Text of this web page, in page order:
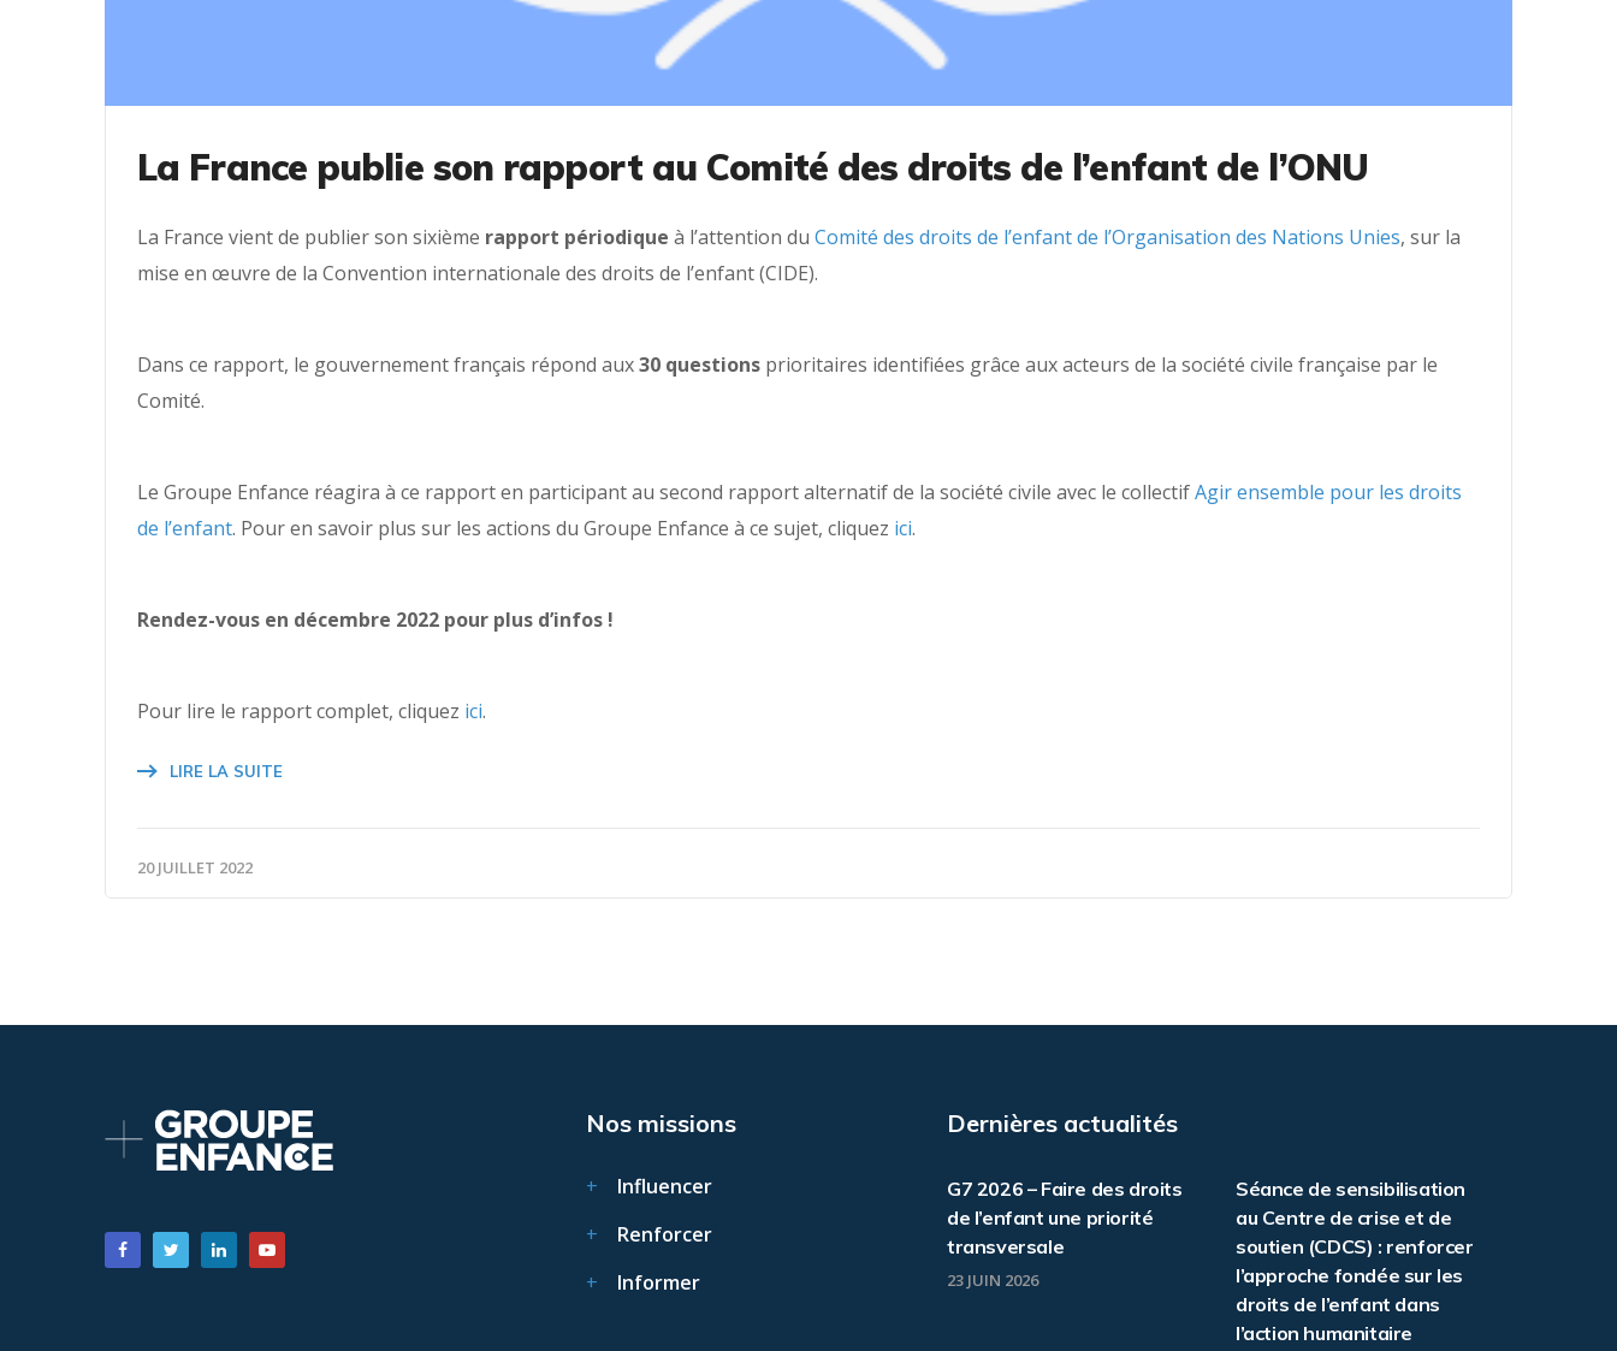
La France publie son rapport au Comité des droits de l’enfant de l’ONU
La France vient de publier son sixième rapport périodique à l’attention du Comité des droits de l’enfant de l’Organisation des Nations Unies, sur la
mise en œuvre de la Convention internationale des droits de l’enfant (CIDE).
Dans ce rapport, le gouvernement français répond aux30 questions prioritaires identifiées grâce aux acteurs de la société civile française par le
Comité.
Le Groupe Enfance réagira à ce rapport en participant au second rapport alternatif de la société civile avec le collectifAgir ensemble pour les droits
de l’enfant. Pour en savoir plus sur les actions du Groupe Enfance à ce sujet, cliquez ici.
Rendez-vous en décembre 2022 pour plus d’infos !
Pour lire le rapport complet, cliquez ici.
LIRE LA SUITE
20 JUILLET 2022
Nos missions
Influencer
Renforcer
Informer
Dernières actualités
G7 2026 – Faire des droits
de l’enfant une priorité
transversale
23 JUIN 2026
Séance de sensibilisation
au Centre de crise et de
soutien (CDCS) : renforcer
l’approche fondée sur les
droits de l’enfant dans
l’action humanitaire